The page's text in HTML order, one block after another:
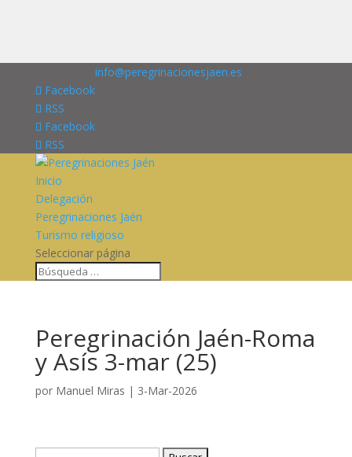
info@peregrinacionesjaen.es
Facebook
RSS
Facebook
RSS
Inicio
Delegación
Peregrinaciones Jaén
Turismo religioso
Seleccionar página
Peregrinación Jaén-Roma
y Asís 3-mar (25)
por Manuel Miras | 3-Mar-2026